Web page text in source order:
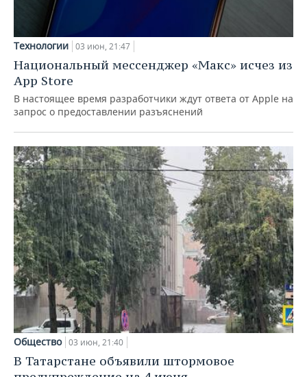
ХОККЕЙ С МЯЧОМ
ПРОИСШЕСТВИЯ
Технологии 03 июн, 21:47
Национальный мессенджер «Макс» исчез из
App Store
В настоящее время разработчики ждут ответа от Apple на
запрос о предоставлении разъяснений
Общество 03 июн, 21:40
В Татарстане объявили штормовое